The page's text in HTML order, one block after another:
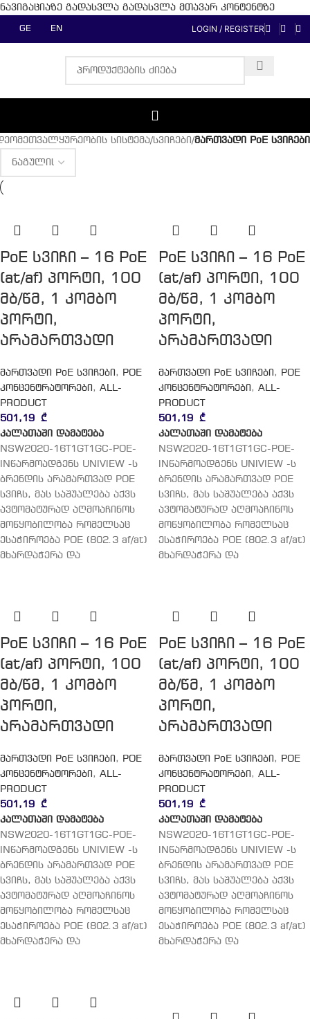
ნავიგაციაზე გადასვლა გადასვლა მთავარ კონტენტზე
GE EN LOGIN / REGISTER
სისტემა/სვიჩები/მართვადი PoE სვიჩები
PoE სვიჩი – 16 PoE
(at/af) პორტი, 100
მბ/წმ, 1 კომბო
პორტი,
არამართვადი
მართვადი PoE სვიჩები ,
POE
კონცენტრატორები , ALL-
PRODUCT
501,19 ₾
კალათაში დამატება
NSW2020-16T1GT1GC-POE-
INწარმოადგენს UNIVIEW -ს
ბრენდის არამართვად POE
სვიჩს, მას საშუალება აქვს
ავტომატურად აღმოაჩინოს
მოწყობილობა რომელსაც
ესაჭიროება POE (802.3 af/at)
მხარდაჭერა და
PoE სვიჩი – 16 PoE
(at/af) პორტი, 100
მბ/წმ, 1 კომბო
პორტი,
არამართვადი
მართვადი PoE სვიჩები ,
POE
კონცენტრატორები , ALL-
PRODUCT
501,19 ₾
კალათაში დამატება
NSW2020-16T1GT1GC-POE-
INწარმოადგენს UNIVIEW -ს
ბრენდის არამართვად POE
სვიჩს, მას საშუალება აქვს
ავტომატურად აღმოაჩინოს
მოწყობილობა რომელსაც
ესაჭიროება POE (802.3 af/at)
მხარდაჭერა და
PoE სვიჩი – 16 PoE
(at/af) პორტი, 100
მბ/წმ, 1 კომბო
პორტი,
არამართვადი
მართვადი PoE სვიჩები ,
POE
კონცენტრატორები , ALL-
PRODUCT
501,19 ₾
კალათაში დამატება
NSW2020-16T1GT1GC-POE-
INწარმოადგენს UNIVIEW -ს
ბრენდის არამართვად POE
სვიჩს, მას საშუალება აქვს
ავტომატურად აღმოაჩინოს
მოწყობილობა რომელსაც
ესაჭიროება POE (802.3 af/at)
მხარდაჭერა და
PoE სვიჩი – 16 PoE
(at/af) პორტი, 100
მბ/წმ, 1 კომბო
პორტი,
არამართვადი
მართვადი PoE სვიჩები ,
POE
კონცენტრატორები , ALL-
PRODUCT
501,19 ₾
კალათაში დამატება
NSW2020-16T1GT1GC-POE-
INწარმოადგენს UNIVIEW -ს
ბრენდის არამართვად POE
სვიჩს, მას საშუალება აქვს
ავტომატურად აღმოაჩინოს
მოწყობილობა რომელსაც
ესაჭიროება POE (802.3 af/at)
მხარდაჭერა და